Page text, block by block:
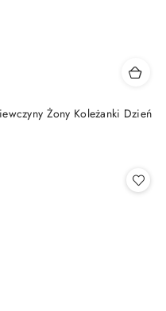
Żony Koleżanki Dzień